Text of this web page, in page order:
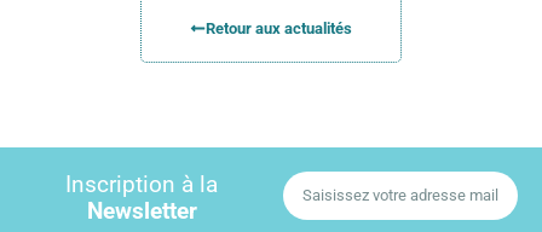
Retour aux actualités
Inscription à la
Newsletter